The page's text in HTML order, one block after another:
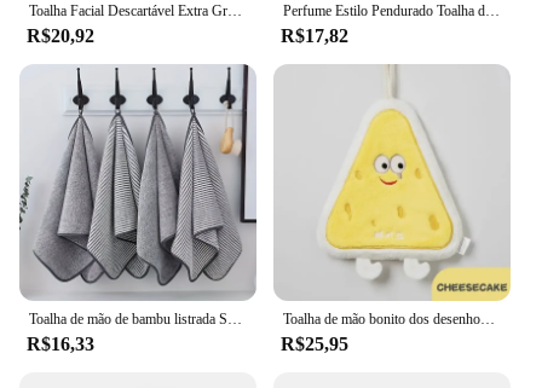
Toalha Facial Descartável Extra Grossa, Algodão Absorvente, Removedor de Maquiagem, Wipe Household Face Towel
R$20,92
Perfume Estilo Pendurado Toalha de Mão, Banheiro Cozinha Espessada Flor Absorvente Toalha, Toalha de Mão Criativa de Secagem Rápida
R$17,82
Toalha de mão de bambu listrada Skin-Friendly, secagem rápida, super macia, absorvente, toalha de banho para banheiro doméstico, 35x75cm, 1 pc
R$16,33
Toalha de mão bonito dos desenhos animados pano de secagem de cozinha três camadas lenço de lã engrossado secagem rápida estilo coreano
R$25,95